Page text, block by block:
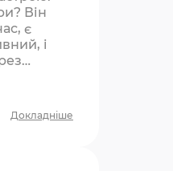
Він
є
і
Докладніше